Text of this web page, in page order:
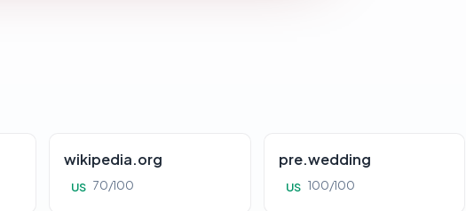
wikipedia.org
US 70/100
pre.wedding
US 100/100